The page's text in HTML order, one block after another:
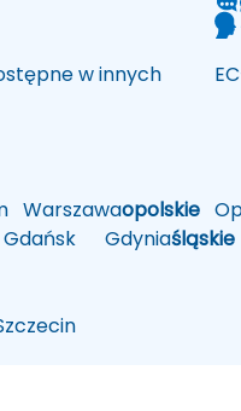
Warszawaopolskie
Gdyniaśląskie
w innych